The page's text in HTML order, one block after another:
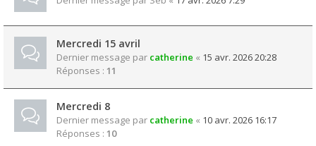
Mercredi 15 avril
Dernier message par catherine « 15 avr. 2026 20:28
Réponses : 11
Mercredi 8
Dernier message par catherine « 10 avr. 2026 16:17
Réponses : 10